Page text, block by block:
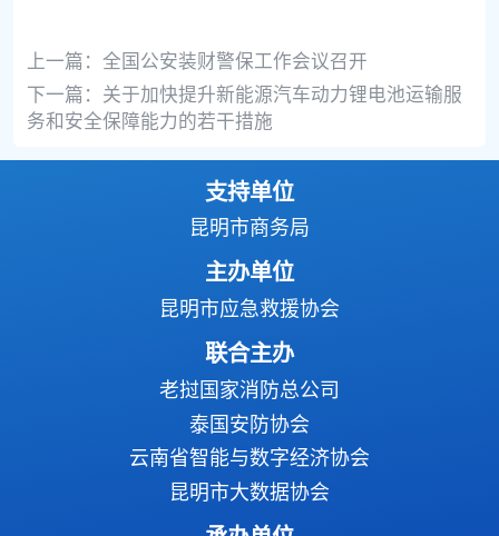
上一篇： 全国公安装财警保工作会议召开
下一篇： 关于加快提升新能源汽车动力锂电池运输服
务和安全保障能力的若干措施
支持单位
昆明市商务局
主办单位
昆明市应急救援协会
联合主办
老挝国家消防总公司
泰国安防协会
云南省智能与数字经济协会
昆明市大数据协会